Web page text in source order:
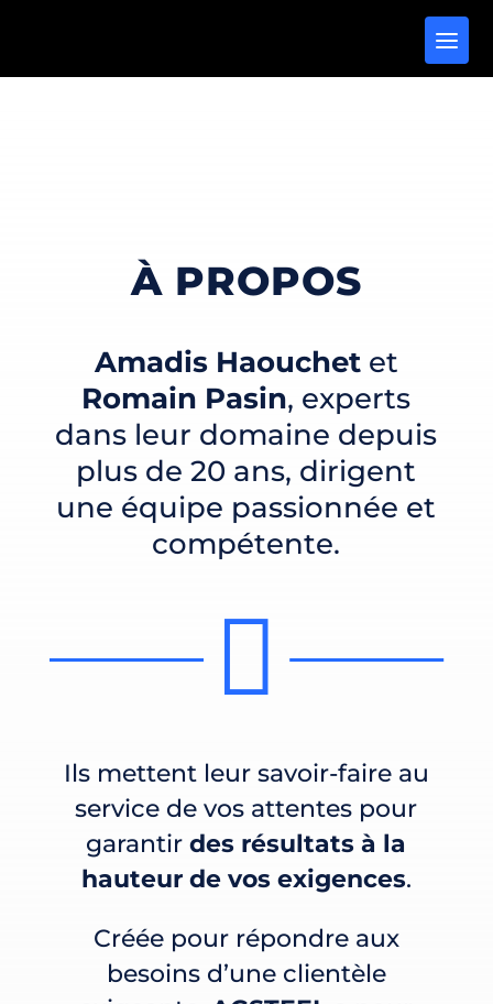
À PROPOS
Amadis Haouchetet
Romain Pasin, experts
dans leur domaine depuis
plus de 20 ans, dirigent
une équipe passionnée et
compétente.

Ils mettent leur savoir-faire au
service de vos attentes pour
garantirdes résultats à la
hauteur de vos exigences.
Créée pour répondre aux
besoins d’une clientèle